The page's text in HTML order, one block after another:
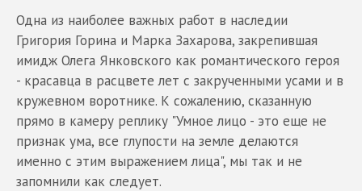
Одна из наиболее важных работ в наследии
Григория Горина и Марка Захарова, закрепившая
имидж Олега Янковского как романтического героя
- красавца в расцвете лет с закрученными усами и в
кружевном воротнике. К сожалению, сказанную
прямо в камеру реплику "Умное лицо - это еще не
признак ума, все глупости на земле делаются
именно с этим выражением лица", мы так и не
запомнили как следует.